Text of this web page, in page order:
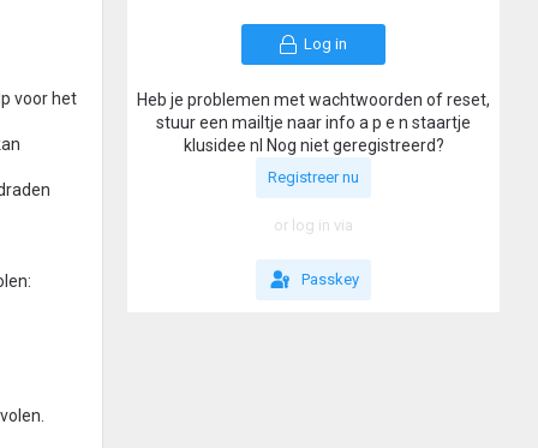
voor het
Log in
Heb je problemen met wachtwoorden of reset,
stuur een mailtje naar info a p e n staartje
klusidee nl Nog niet geregistreerd?
Registreer nu
or log in via
Passkey